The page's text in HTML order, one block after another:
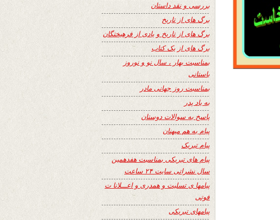
بررسی و نقد داستان
برگ های از تاریخ
برگ های از تاریخ و یادی از فرهیختگان
برگ های از یک کتاب
بمناسبت بهار ، سال نو و نوروز
باستانی
بمناسبت روز جهانی مادر
به یاد پدر
پاسخ به سوالات دوستان
پیام به هم میهنان
پیام تبریک
پیام های تبریکی بمناسبت هفدهمین
سال نشراتی سایت ۲۴ ساعت
پیامها ی تسلیت و همدری و اعـــلانا ت
فوتی
پیامهای تبریکی